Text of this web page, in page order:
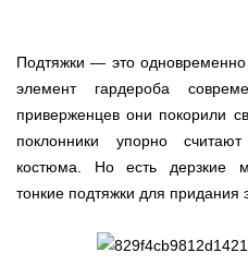
Подтяжки — это одновременно
элемент гардероба
приверженцев они покорили
поклонники упорно
костюма. Но есть дерзкие
тонкие подтяжки для придания